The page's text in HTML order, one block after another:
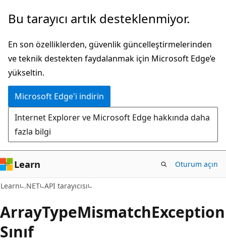
Ana
atla
Sayfa
gezintiye
atla
Bu tarayıcı artık desteklenmiyor.
En son özelliklerden, güvenlik güncelleştirmelerinden
ve teknik destekten faydalanmak için Microsoft Edge’e
yükseltin.
Microsoft Edge'i indirin
Internet Explorer ve Microsoft Edge hakkında daha
fazla bilgi
Learn Oturum açın
Learn .NET API tarayıcısı
ArrayTypeMismatchException
Sınıf